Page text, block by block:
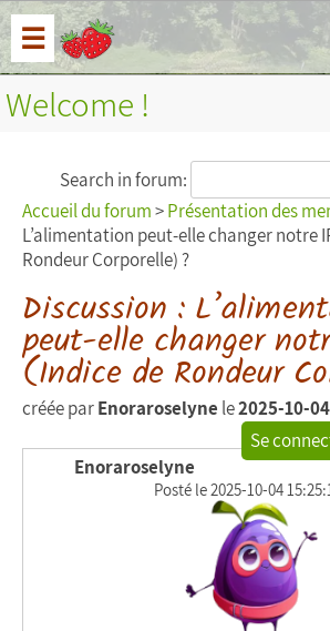
☰
Welcome !
Search in forum:
Accueil du forum>Présentation des
L’alimentation peut-elle changer notre
Rondeur Corporelle) ?
Discussion :
peut-elle changer
(Indice de Rondeur
créée parEnoraroselyne le2025-10-
Se
Enoraroselyne
Posté le 2025-10-04